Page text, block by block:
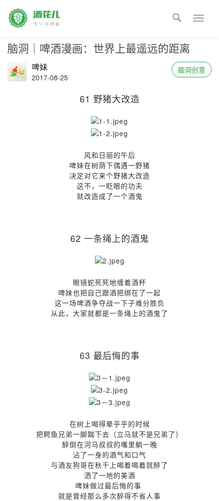
Toggle

脑洞｜啤酒漫画：世界上最遥远的距离
啤妹
2017-08-25
脑洞创意
61 野猪大改造
风和日丽的午后
啤妹在树荫下偶遇一野猪
决定对它来个野猪大改造
这不，一眨眼的功夫
就改造成了一个酒鬼
62 一条绳上的酒鬼
眼镜蛇死死地缠着酒杯
啤妹也把自己跟酒把绑在了一起
这一场啤酒争夺战一下子难分胜负
从此，大家就都是一条绳上的酒鬼了
63 最后悔的事
在树上喝得晕乎乎的时候
把鳄鱼兄弟一脚踹下去（立马就不是兄弟了）
醉倒在河马叔叔的嘴里躺一晚
沾了一身的酒气和口气
与酒友狗哥在秋千上喝着喝着就醉了
洒了一地的美酒
啤妹做过最后悔的事
就是曾经那么多次醉得不省人事